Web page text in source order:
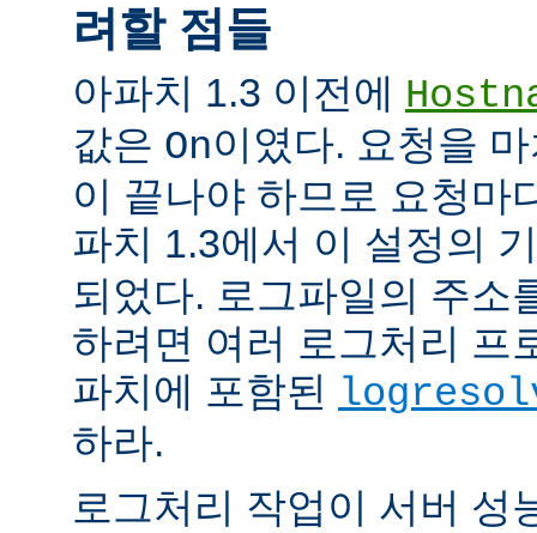
려할 점들
아파치 1.3 이전에
값은 On이였다. 요청을
이 끝나야 하므로 요청마
파치 1.3에서 이 설정의
되었다. 로그파일의 주소
하려면 여러 로그처리 프
파치에 포함된
하라.
로그처리 작업이 서버 성